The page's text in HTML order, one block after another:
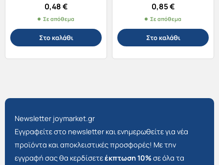
0,48€
Σε απόθεμα
Στο καλάθι
0,85€
Σε απόθεμα
Στο καλάθι
Newsletter joymarket.gr
Εγγραφείτε στο newsletter και ενημερωθείτε για νέα
προϊόντα και αποκλειστικές προσφορές! Με την
εγγραφή σας θα κερδίσετεέκπτωση 10%σε όλα τα